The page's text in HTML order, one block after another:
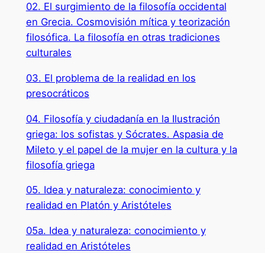
02. El surgimiento de la filosofía occidental
en Grecia. Cosmovisión mítica y teorización
filosófica. La filosofía en otras tradiciones
culturales
03. El problema de la realidad en los
presocráticos
04. Filosofía y ciudadanía en la Ilustración
griega: los sofistas y Sócrates. Aspasia de
Mileto y el papel de la mujer en la cultura y la
filosofía griega
05. Idea y naturaleza: conocimiento y
realidad en Platón y Aristóteles
05a. Idea y naturaleza: conocimiento y
realidad en Aristóteles